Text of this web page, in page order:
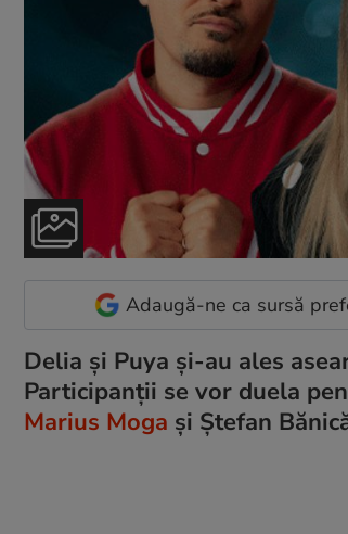
Adaugă-ne ca sursă
Delia și Puya și-au ales
Participanții se vor duela
Marius Moga și Ștefan